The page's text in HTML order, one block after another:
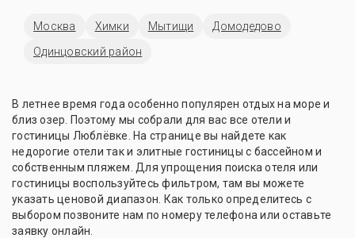
Москва Химки Мытищи
Домодедово
Одинцовский район
В летнее время года особенно популярен отдых на море и
близ озер. Поэтому мы собрали для вас все отели и
гостиницы Люблёвке. На странице вы найдете как
недорогие отели так и элитные гостиницы с бассейном и
собственным пляжем. Для упрощения поиска отеля или
гостиницы воспользуйтесь фильтром, там вы можете
указать ценовой диапазон. Как только определитесь с
выбором позвоните нам по номеру телефона или оставьте
заявку онлайн.